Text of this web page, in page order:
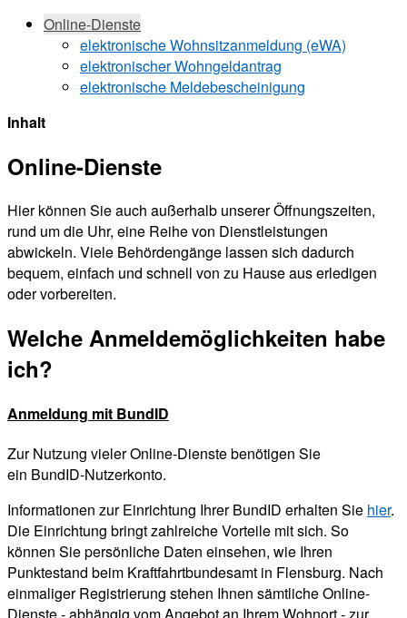
Online-Dienste
elektronische Wohnsitzanmeldung (eWA)
elektronischer Wohngeldantrag
elektronische Meldebescheinigung
Inhalt
Online-Dienste
Hier können Sie auch außerhalb unserer Öffnungszeiten,
rund um die Uhr, eine Reihe von Dienstleistungen
abwickeln. Viele Behördengänge lassen sich dadurch
bequem, einfach und schnell von zu Hause aus erledigen
oder vorbereiten.
Welche Anmeldemöglichkeiten habe
ich?
Anmeldung mit BundID
Zur Nutzung vieler Online-Dienste benötigen Sie
ein BundID-Nutzerkonto.
Informationen zur Einrichtung Ihrer BundID erhalten Sie hier.
Die Einrichtung bringt zahlreiche Vorteile mit sich. So
können Sie persönliche Daten einsehen, wie Ihren
Punktestand beim Kraftfahrtbundesamt in Flensburg. Nach
einmaliger Registrierung stehen Ihnen sämtliche Online-